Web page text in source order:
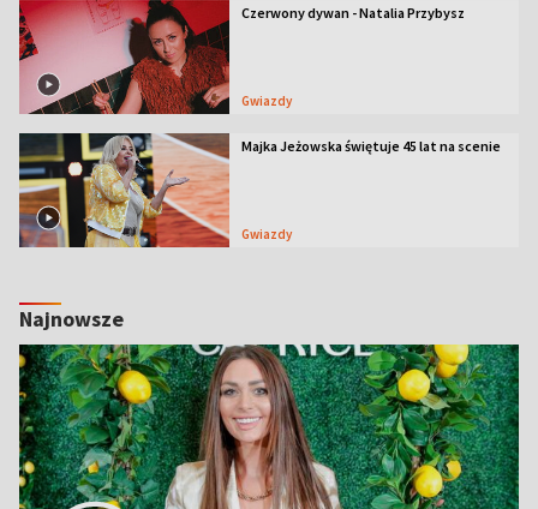
Czerwony dywan - Natalia Przybysz
Gwiazdy
Majka Jeżowska świętuje 45 lat na scenie
Gwiazdy
Najnowsze